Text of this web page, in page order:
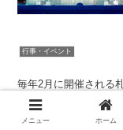
行事・イベント
毎年2月に開催される
ね。 札幌雪祭りが開
慣れているかもしれ
ると本当に雪像の大
メニュー ホーム